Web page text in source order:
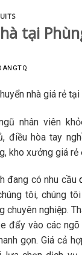
tại
nhà giá rẻ
nhân viên
điều hòa tay
kho xưởng giá
đang có nhu cầu
tôi, chúng
chuyên nghiệp.
đẩy vào các
gọn. Giá cả